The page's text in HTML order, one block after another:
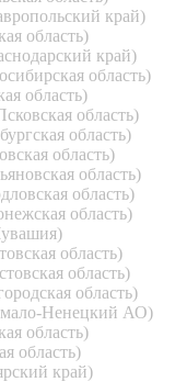
край)
область)
край)
область)
область)
область)
область)
область)
область)
область)
область)
область)
область)
область)
Ненецкий АО)
область)
область)
край)